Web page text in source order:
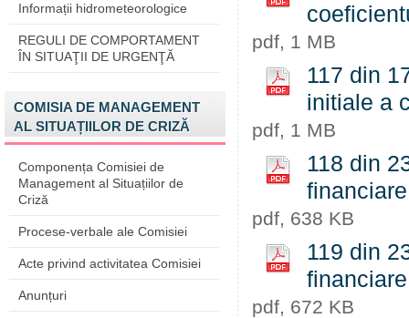
Informații hidrometeorologice
REGULI DE COMPORTAMENT
ÎN SITUAŢII DE URGENŢĂ
COMISIA DE MANAGEMENT
AL SITUAȚIILOR DE CRIZĂ
Componența Comisiei de
Management al Situațiilor de
Criză
Procese-verbale ale Comisiei
Acte privind activitatea Comisiei
Anunțuri
pdf, 1 MB
117 din
initiale a
pdf, 1 MB
118 din
pdf, 638 KB
119 din
pdf, 672 KB